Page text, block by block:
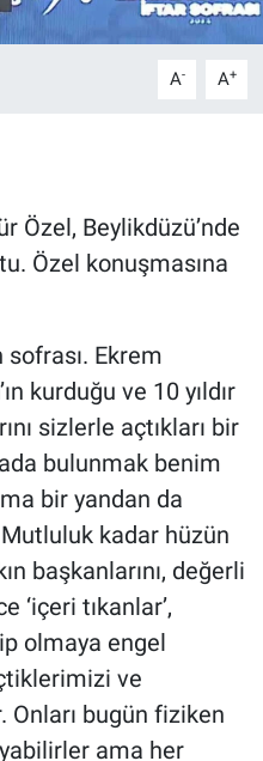
A- A+
Özel, Beylikdüzü’nde
Özel konuşmasına
sofrası. Ekrem
kurduğu ve 10 yıldır
sizlerle açtıkları bir
bulunmak benim
bir yandan da
kadar hüzün
başkanlarını, değerli
‘içeri tıkanlar’,
olmaya engel
ve
Onları bugün fiziken
ama her